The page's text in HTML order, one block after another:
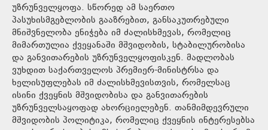
უზრუნველყოფა. სწორედ ამ საერთო
პასუხისმგებლობის გააზრებით, განსაკუთრებული
მნიშვნელობა ენიჭება იმ ძალისხმევას, რომელიც
მიმართულია ქვეყანაში მშვიდობის, სტაბილურობისა
და განვითარების უზრუნველყოფისკენ. მადლობას
ვუხდით საქართველოს პრემიერ-მინისტრსა და
ხელისუფლებას იმ ძალისხმევისთვის, რომელსაც
ისინი ქვეყნის მშვიდობისა და განვითარების
უზრუნველსაყოფად ახორციელებენ. თანმიმდევრული
მშვიდობის პოლიტიკა, რომელიც ქვეყნის ინტერესებსა